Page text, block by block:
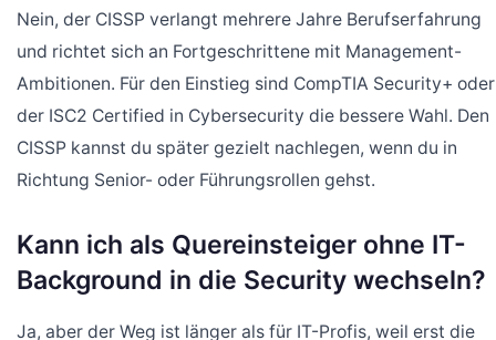
Nein, der CISSP verlangt mehrere Jahre Berufserfahrung
und richtet sich an Fortgeschrittene mit Management-
Ambitionen. Für den Einstieg sind CompTIA Security+ oder
der ISC2 Certified in Cybersecurity die bessere Wahl. Den
CISSP kannst du später gezielt nachlegen, wenn du in
Richtung Senior- oder Führungsrollen gehst.
Kann ich als Quereinsteiger ohne IT-
Background in die Security wechseln?
Ja, aber der Weg ist länger als für IT-Profis, weil erst die